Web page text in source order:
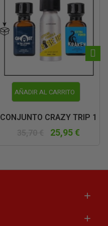
AÑADIR AL CARRITO
CONJUNTO CRAZY TRIP 1
25,95 €